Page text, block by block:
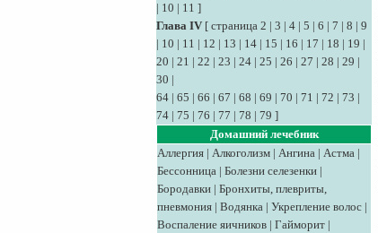
| 10 | 11 ]
Глава IV [ страница 2 | 3 | 4 | 5 | 6 | 7 | 8 | 9
| 10 | 11 | 12 | 13 | 14 | 15 | 16 | 17 | 18 | 19 |
20 | 21 | 22 | 23 | 24 | 25 | 26 | 27 | 28 | 29 |
30 |
64 | 65 | 66 | 67 | 68 | 69 | 70 | 71 | 72 | 73 |
74 | 75 | 76 | 77 | 78 | 79 ]
Домашний лечебник
Аллергия | Алкоголизм | Ангина | Астма |
Бессонница | Болезни селезенки |
Бородавки | Бронхиты, плевриты,
пневмония | Водянка | Укрепление волос |
Воспаление яичников | Гайморит |